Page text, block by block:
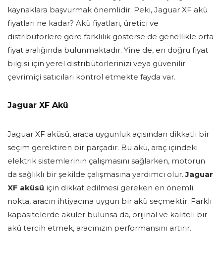
kaynaklara başvurmak önemlidir. Peki, Jaguar XF akü
fiyatları ne kadar? Akü fiyatları, üretici ve
distribütörlere göre farklılık gösterse de genellikle orta
fiyat aralığında bulunmaktadır. Yine de, en doğru fiyat
bilgisi için yerel distribütörlerinizi veya güvenilir
çevrimiçi satıcıları kontrol etmekte fayda var.
Jaguar XF Akü
Jaguar XF aküsü, araca uygunluk açısından dikkatli bir
seçim gerektiren bir parçadır. Bu akü, araç içindeki
elektrik sistemlerinin çalışmasını sağlarken, motorun
da sağlıklı bir şekilde çalışmasına yardımcı olur.Jaguar
XF aküsü için dikkat edilmesi gereken en önemli
nokta, aracın ihtiyacına uygun bir akü seçmektir. Farklı
kapasitelerde aküler bulunsa da, orijinal ve kaliteli bir
akü tercih etmek, aracınızın performansını artırır.